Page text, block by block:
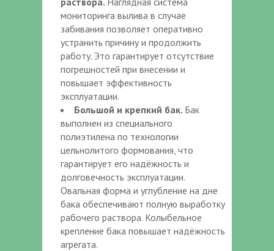
мониторинга вылива в случае
забивания позволяет оперативно
устранить причину и продолжить
работу. Это гарантирует отсутствие
погрешностей при внесении и
повышает эффективность
эксплуатации.
Большой и крепкий бак. Бак
выполнен из специального
полиэтилена по технологии
цельнолитого формования, что
гарантирует его надёжность и
долговечность эксплуатации.
Овальная форма и углубление на дне
бака обеспечивают полную выработку
рабочего раствора. Колыбельное
крепление бака повышает надёжность
агрегата.